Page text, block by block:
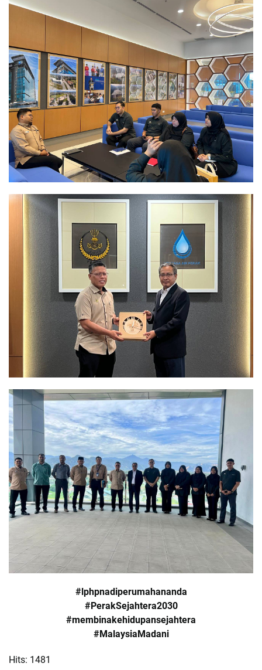
#lphpnadiperumahananda
#PerakSejahtera2030
#membinakehidupansejahtera
#MalaysiaMadani
Hits: 1481